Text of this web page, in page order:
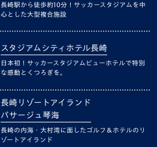
長崎駅から徒歩約10分！サッカースタジアムを中
心とした大型複合施設
スタジアムシティホテル長崎
日本初！サッカースタジアムビューホテルで特別
な感動とくつろぎを。
長崎リゾートアイランド
パサージュ琴海
長崎の内海・大村湾に面したゴルフ＆ホテルのリ
ゾートアイランド